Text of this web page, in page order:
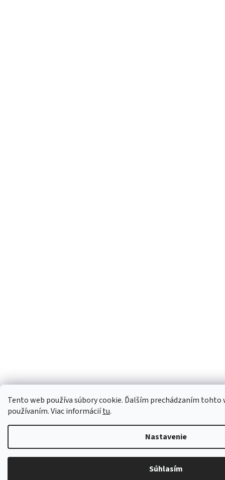
Tento web používa súbory cookie. Ďalším prechádzaním tohto
používaním. Viac informáciítu.
Nastavenie
Súhlasím